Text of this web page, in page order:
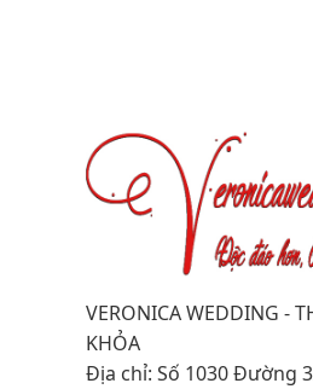
VERONICA WEDDING -
KHỎA
Địa chỉ: Số 1030 Đường